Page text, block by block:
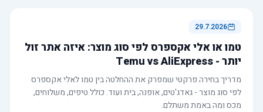
29.7.2026
טמו או אלי אקספרס לפי סוג מוצר: איזה אתר זול
יותר - Temu vs AliExpress
מדריך בחירה פרקטי שמפרק את ההחלטה בין טמו לאלי אקספרס
לפי סוג מוצר - גאדג'טים, אופנה, בית ועוד. כולל טיפים, משלוחים,
מכס ומה באמת משתלם.